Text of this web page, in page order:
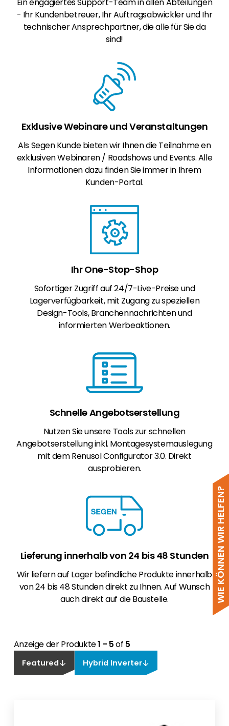
WIE KÖNNEN WIR HELFEN?
- Ihr Kundenbetreuer, Ihr Auftragsabwickler und Ihr
technischer Ansprechpartner, die alle für Sie da
sind!
Exklusive Webinare und Veranstaltungen
Als Segen Kunde bieten wir Ihnen die Teilnahme en
exklusiven Webinaren / Roadshows und Events. Alle
Informationen dazu finden Sie immer in Ihrem
Kunden-Portal.
Ihr One-Stop-Shop
Sofortiger Zugriff auf 24/7-Live-Preise und
Lagerverfügbarkeit, mit Zugang zu speziellen
Design-Tools, Branchennachrichten und
informierten Werbeaktionen.
Schnelle Angebotserstellung
Nutzen Sie unsere Tools zur schnellen
Angebotserstellung inkl. Montagesystemauslegung
mit dem Renusol Configurator 3.0. Direkt
ausprobieren.
Lieferung innerhalb von 24 bis 48 Stunden
Wir liefern auf Lager befindliche Produkte innerhalb
von 24 bis 48 Stunden direkt zu Ihnen. Auf Wunsch
auch direkt auf die Baustelle.
Anzeige der Produkte1 - 5of 5
Featured Hybrid Inverter